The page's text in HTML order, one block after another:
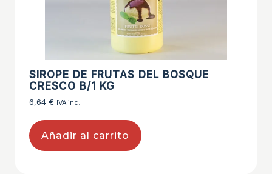
SIROPE DE FRUTAS DEL BOSQUE
CRESCO B/1 KG
6,64 € IVA inc.
Añadir al carrito